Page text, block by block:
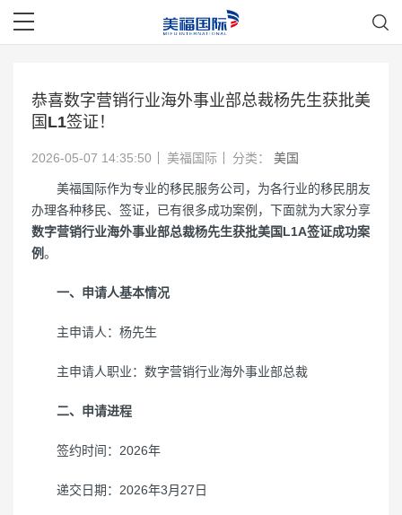
恭喜数字营销行业海外事业部总裁杨先生获批美
国L1签证！
2026-05-07 14:35:50 美福国际 分类： 美国
美福国际作为专业的移民服务公司，为各行业的移民朋友
办理各种移民、签证，已有很多成功案例，下面就为大家分享
数字营销行业海外事业部总裁杨先生获批美国L1A签证成功案
例。
一、申请人基本情况
主申请人：杨先生
主申请人职业：数字营销行业海外事业部总裁
二、申请进程
签约时间：2026年
递交日期：2026年3月27日